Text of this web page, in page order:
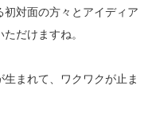
対面の方々とアイディア
だけますね。
まれて、ワクワクが止ま